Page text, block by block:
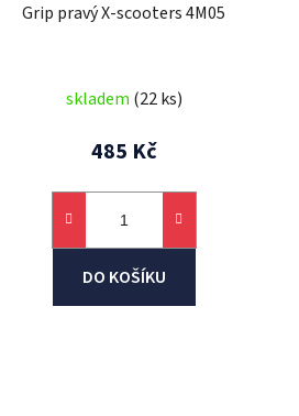
Grip pravý X-scooters 4M05
skladem (22 ks)
485 Kč
DO KOŠÍKU